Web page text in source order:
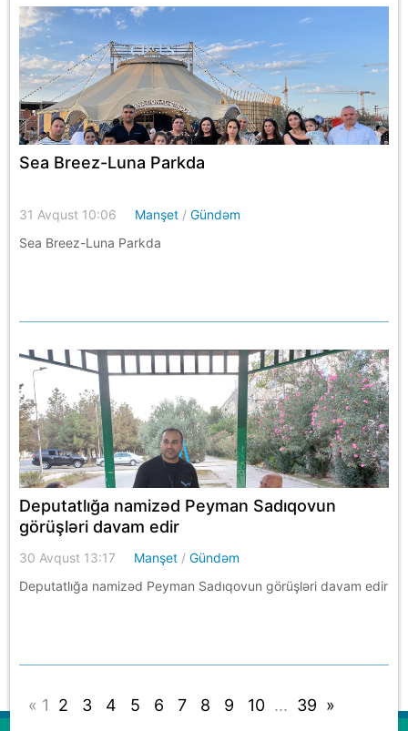
Sea Breez-Luna Parkda
31 Avqust 10:06 Manşet /Gündəm
Sea Breez-Luna Parkda
Deputatlığa namizəd Peyman Sadıqovun
görüşləri davam edir
30 Avqust 13:17 Manşet /Gündəm
Deputatlığa namizəd Peyman Sadıqovun görüşləri davam edir
« 1 2 3 4 5 6 7 8 9 10 ... 39 »